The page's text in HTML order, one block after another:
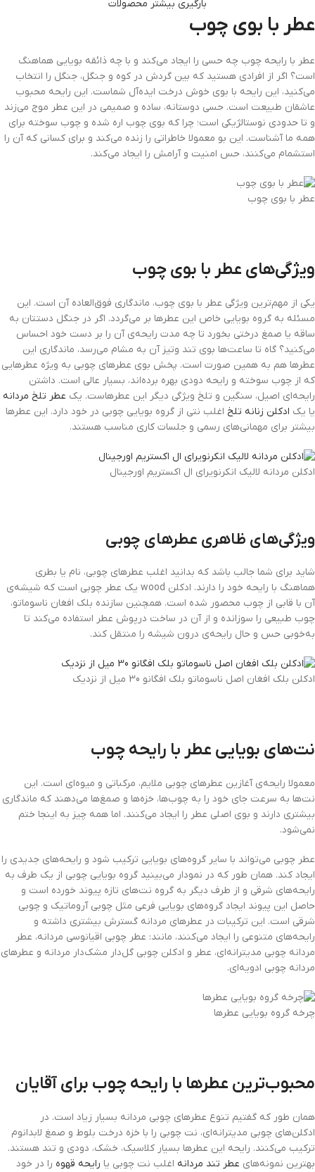
بارگیری بیشتر محصولات
عطر با بوی چوب
عطر با رایحه چوب چه حسی را ایجاد می‌کند و با چه ذائقه بویایی هماهنگ
است؟ اگر از افرادی هستید که بین گردش در کوه و جنگل، جنگل را انتخاب
می‌کنید، این رایحه با بوی خوش درخت ایده‌آل شماست. این رایحه محبوب
عاشقان طبیعت است. حسی دوستانه، ساده و صمیمی در این عطر موج می‌زند
و تا حدودی نوستالژیکی است؛ چرا که بوی چوب اره شده و چوب سوخته برای
همه ما آشناست. این بو معمولا خاطراتی را زنده می‌کند و برای کسانی که آن را
استشمام می‌کنند، حس امنیت و آرامش را ایجاد می‌کند.
عطر با بوی چوب
ویژگی‌های عطر با بوی چوب
یکی از مهم‌ترین ویژگی عطر با بوی چوب، ماندگاری فوق‌العاده آن است. این
مسئله به گروه بویایی خاص این عطرها بر می‌گردد. اگر در جنگل دستتان به
ساقه یا صمغ درختی بخورد تا چه مدت رایحه‌ی آن را بر دست خود احساس
می‌کنید؟ گاه تا ساعت‌ها بوی تند وتیز آن به مشام می‌رسد، ماندگاری این
عطرها هم به همین صورت است. پخش بوی عطرهای چوبی به ویژه عطرهایی
که از چوب سوخته و رایحه دودی بهره برده‌اند، بسیار عالی است. داشتن
رایحه‌ای اصیل، سنگین و تلخ ویژگی دیگر این عطرهاست. یک عطر تلخ مردانه
یا یک ادکلن زنانه تلخ اغلب نتی از گروه بویایی چوبی در خود دارد. این عطرها
بیشتر برای مهمانی‌های رسمی و جلسات کاری مناسب هستند.
ادکلن مردانه لالیک انکرنویرای ال اکستریم اورجینال
ویژگی‌های ظاهری عطرهای چوبی
شاید برای شما جالب باشد که بدانید اغلب عطرهای چوبی، نام یا بطری
هماهنگ با رایحه خود را دارند. ادکلن wood یک عطر چوبی است که شیشه‌ی
آن با قابی از چوب محصور شده است. همچنین سازنده بلک افغان ناسوماتو،
چوب طبیعی را سوزانده و از آن در ساخت درپوش عطر استفاده می‌کند تا
به‌خوبی حس و حال رایحه‌ی درون شیشه را منتقل کند.
ادکلن بلک افغان اصل ناسوماتو بلک افگانو 30 میل از نزدیک
نت‌های بویایی عطر با رایحه چوب
معمولا رایحه‌ی آغازین عطرهای چوبی ملایم، مرکباتی و میوه‌ای است. این
نت‌ها به سرعت جای خود را به چوب‌ها، خزه‌ها و صمغ‌ها می‌دهند که ماندگاری
بیشتری دارند و بوی اصلی عطر را ایجاد می‌کنند. اما همه چیز به اینجا ختم
نمی‌شود.
عطر چوبی می‌تواند با سایر گروه‌های بویایی ترکیب شود و رایحه‌های جدیدی را
ایجاد کند. همان طور که در نمودار می‌بینید گروه بویایی چوبی از یک طرف به
رایحه‌های شرقی و از طرف دیگر به گروه نت‌های تازه پیوند خورده است و
حاصل این پیوند ایجاد گروه‌های بویایی فرعی مثل چوبی آروماتیک و چوبی
شرقی است. این ترکیبات در عطرهای مردانه گسترش بیشتری داشته و
رایحه‌های متنوعی را ایجاد می‌کنند، مانند: عطر چوبی اقیانوسی مردانه، عطر
مردانه چوبی مدیترانه‌ای، عطر و ادکلن چوبی گل‌دار مشک‌دار مردانه و عطرهای
مردانه چوبی ادویه‌ای.
چرخه گروه بویایی عطرها
محبوب‌ترین عطرها با رایحه چوب برای آقایان
همان طور که گفتیم تنوع عطرهای چوبی مردانه بسیار زیاد است. در
ادکلن‌های چوبی مدیترانه‌ای، نت چوبی را با خزه درخت بلوط و صمغ لابدانوم
ترکیب می‌کنند. رایحه این عطرها بسیار کلاسیک، خشک، دودی و تند هستند.
بهترین نمونه‌های عطر تند مردانه اغلب نت چوبی یا رایحه قهوه را در خود